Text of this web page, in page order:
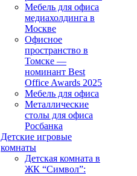
Мебель для офиса
медиахолдинга в
Москве
Офисное
пространство в
Томске —
номинант Best
Office Awards 2025
Мебель для офиса
Металлические
столы для офиса
Росбанка
Детские игровые
комнаты
Детская комната в
ЖК “Символ”: